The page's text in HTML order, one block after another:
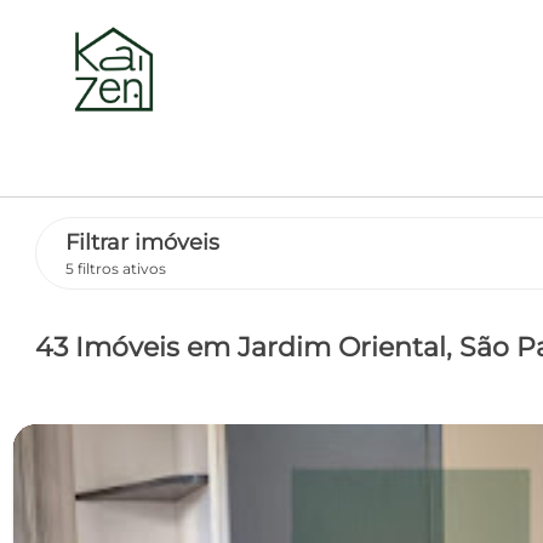
Filtrar imóveis
5 filtros ativos
43 Imóveis em Jardim Oriental, São